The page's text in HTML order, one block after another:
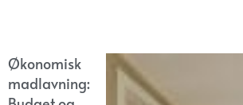
Økonomisk
madlavning: